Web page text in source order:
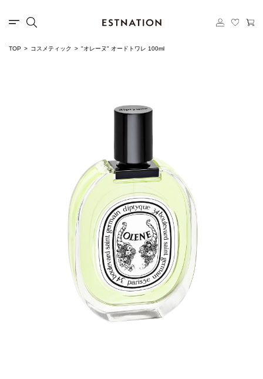
TOP コスメティック "オレーヌ" オードトワレ 100ml